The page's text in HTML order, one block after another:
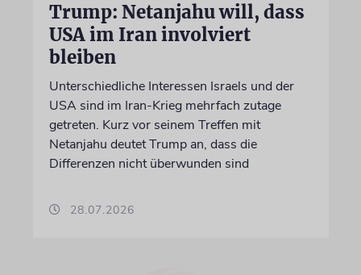
Trump: Netanjahu will, dass
USA im Iran involviert
bleiben
Unterschiedliche Interessen Israels und der
USA sind im Iran-Krieg mehrfach zutage
getreten. Kurz vor seinem Treffen mit
Netanjahu deutet Trump an, dass die
Differenzen nicht überwunden sind
28.07.2026